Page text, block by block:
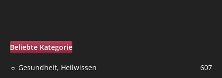
Beliebte Kategorie
☼ Gesundheit, Heilwissen
607